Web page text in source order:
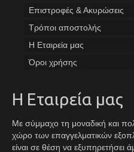
Επιστροφές & Ακυρώσεις
Τρόποι αποστολής
Η Εταιρεία μας
Όροι χρήσης
Η Εταιρεία μας
Με σύμμαχο τη μοναδική και
χώρο των επαγγελματικών
είναι σε θέση να εξυπηρετήσει